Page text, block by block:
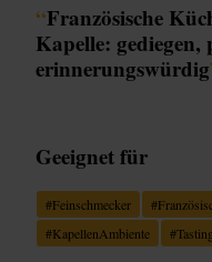
“Französische
Kapelle: gediegen,
erinnerungswürdig
Geeignet für
#Feinschmecker #
#KapellenAmbiente #